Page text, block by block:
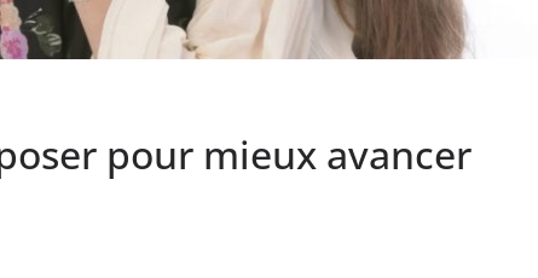
pour mieux avancer